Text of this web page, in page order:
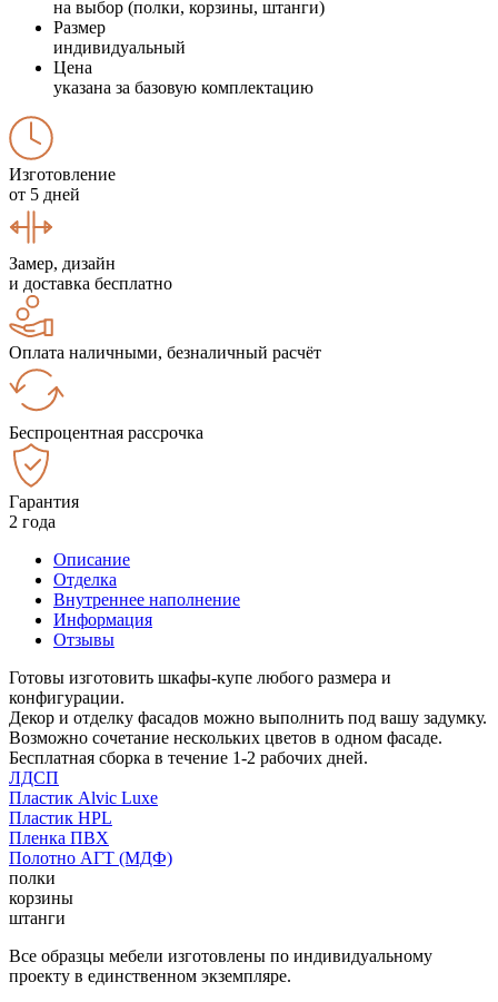
на выбор (полки, корзины, штанги)
Размер
индивидуальный
Цена
указана за базовую комплектацию
Изготовление
от 5 дней
Замер, дизайн
и доставка бесплатно
Оплата наличными, безналичный расчёт
Беспроцентная рассрочка
Гарантия
2 года
Описание
Отделка
Внутреннее наполнение
Информация
Отзывы
Готовы изготовить шкафы-купе любого размера и
конфигурации.
Декор и отделку фасадов можно выполнить под вашу задумку.
Возможно сочетание нескольких цветов в одном фасаде.
Бесплатная сборка в течение 1-2 рабочих дней.
ЛДСП
Пластик Alvic Luxe
Пластик HPL
Пленка ПВХ
Полотно АГТ (МДФ)
полки
корзины
штанги
Все образцы мебели изготовлены по индивидуальному
проекту в единственном экземпляре.